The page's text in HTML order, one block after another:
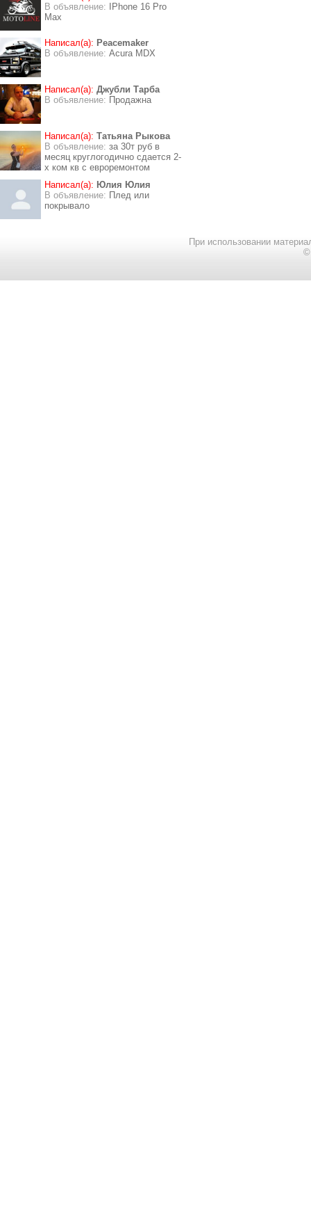
В объявление:
IPhone 16 Pro
Max
Написал(а): Peacemaker
В объявление: Acura MDX
Написал(а): Джубли Тарба
В объявление: Продажна
Написал(а): Татьяна Рыкова
В объявление: за 30т руб в
месяц круглогодично сдается 2-
х ком кв с евроремонтом
Написал(а): Юлия Юлия
В объявление: Плед или
покрывало
При использовании